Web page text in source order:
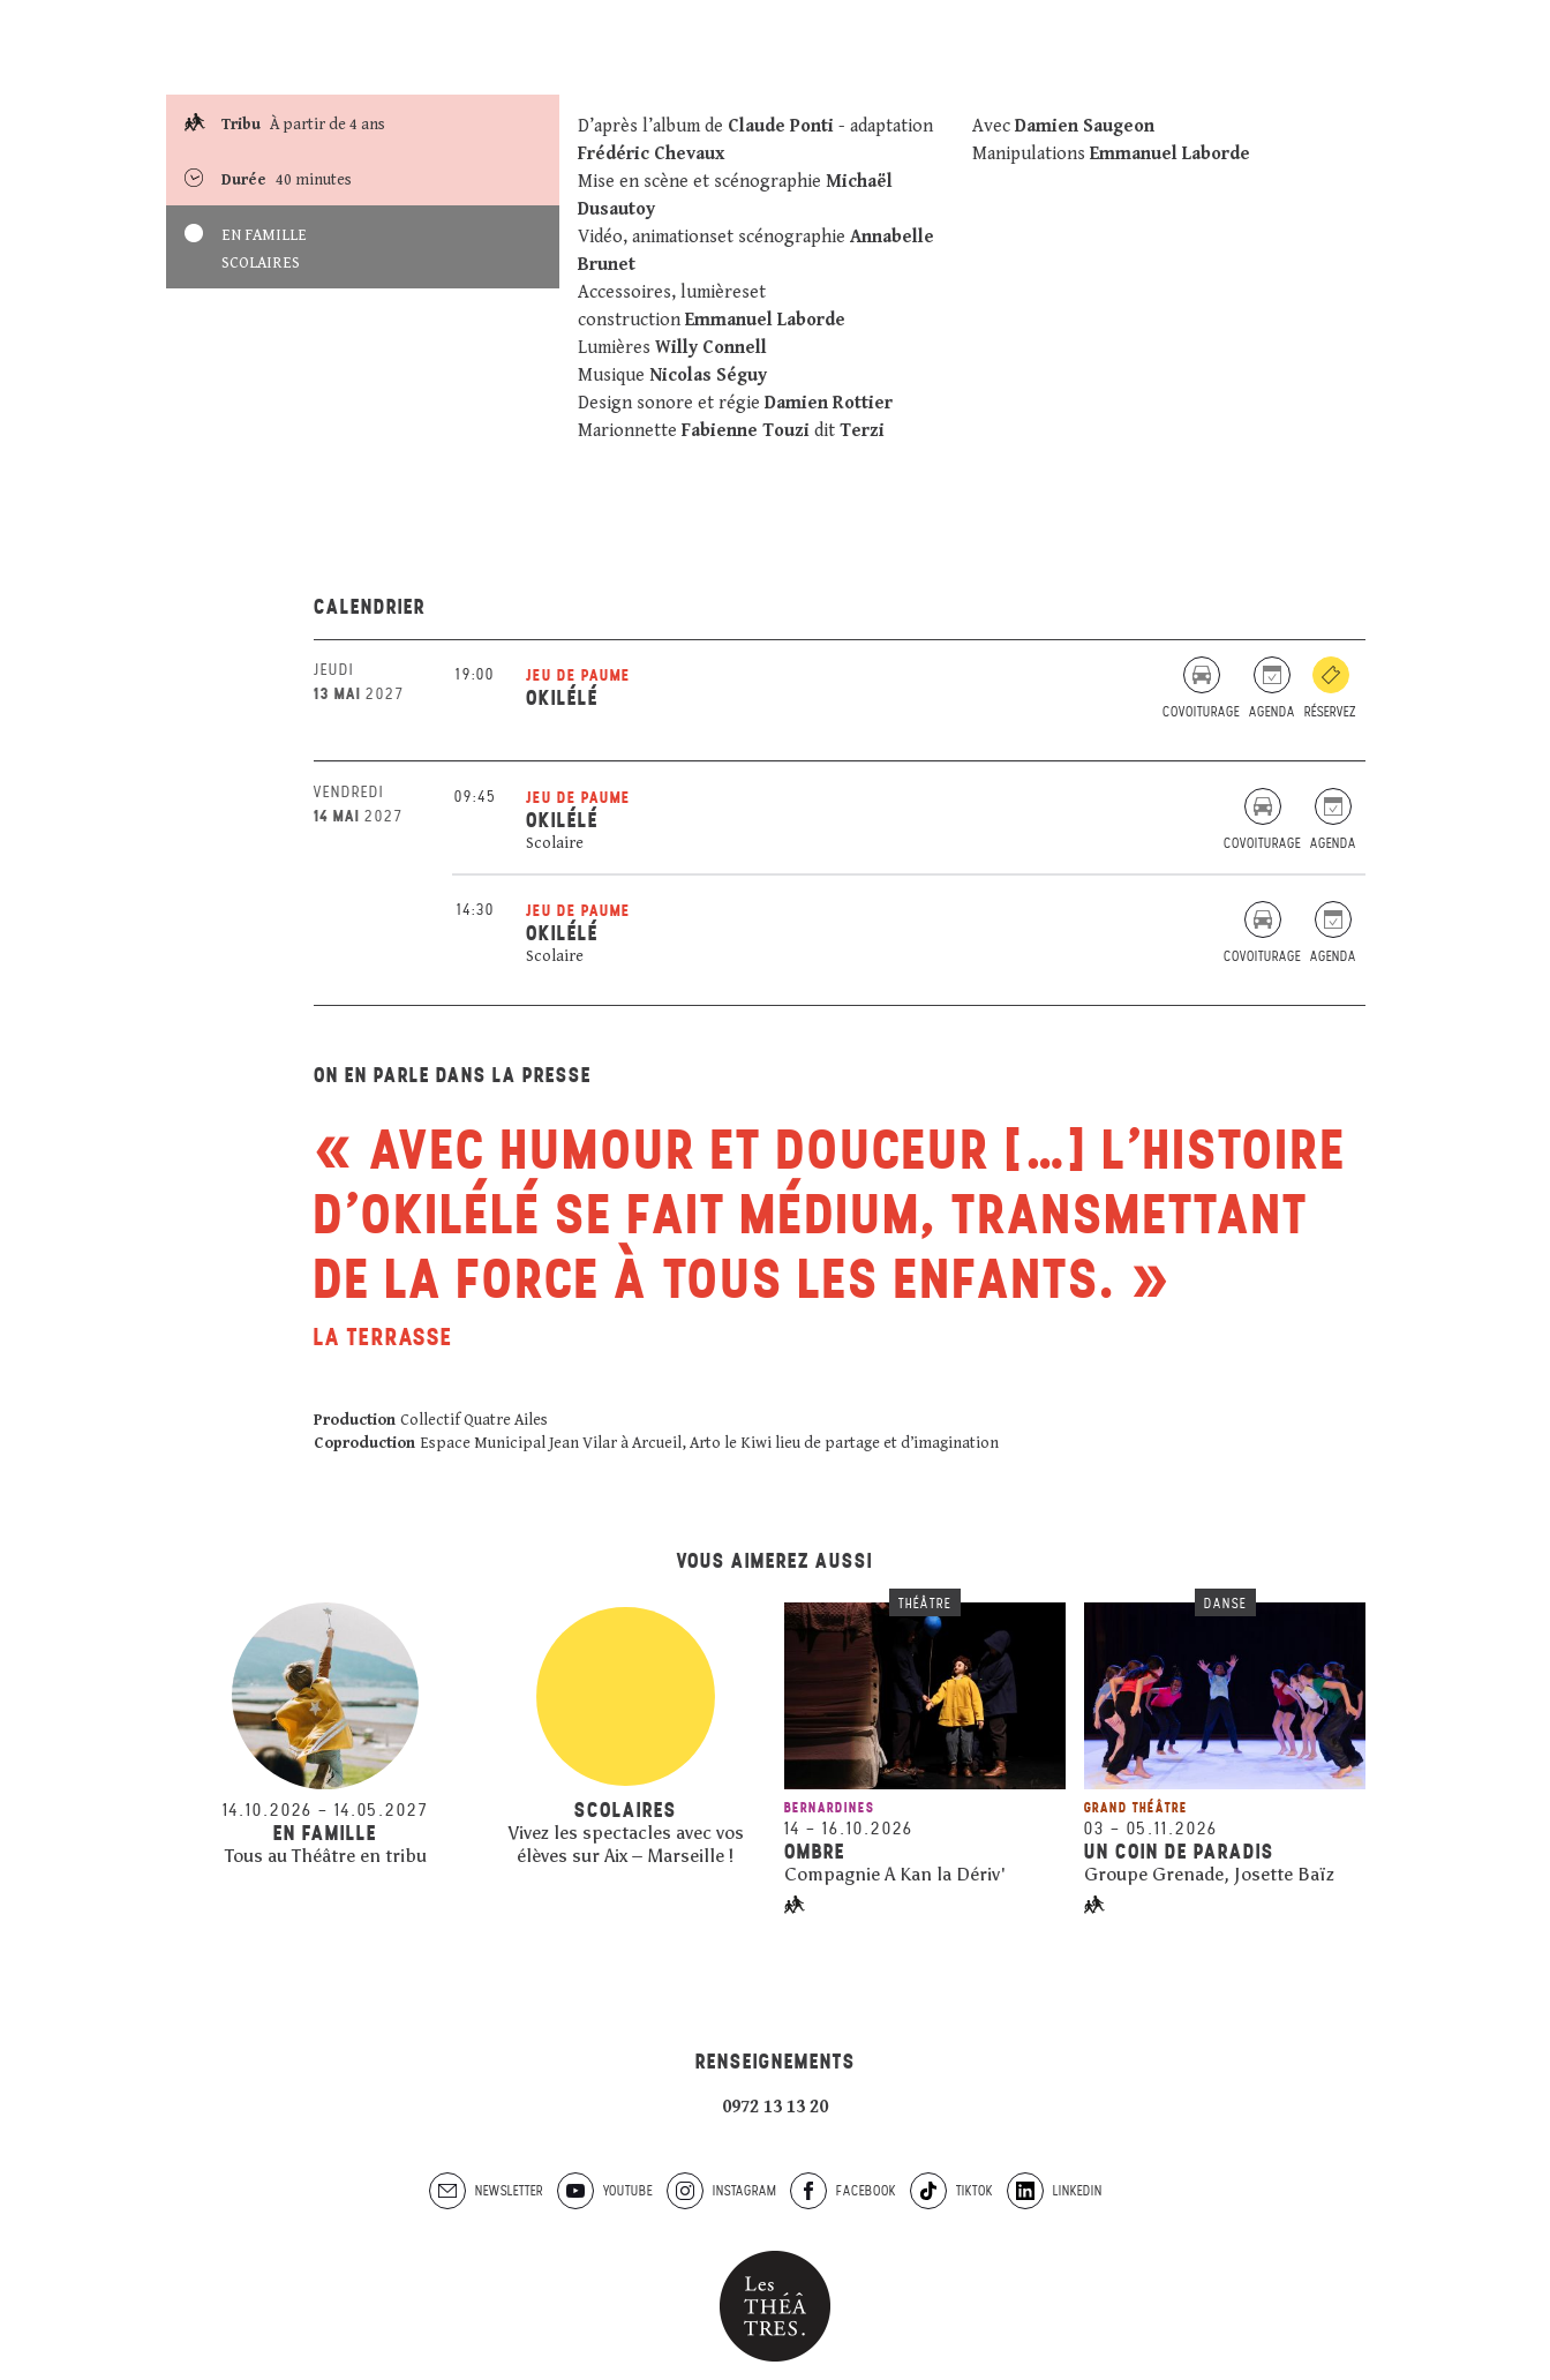
D’après l’album de Claude Ponti- adaptation
Frédéric Chevaux
Mise en scène et scénographieMichaël
Dusautoy
Vidéo, animationset scénographieAnnabelle
Brunet
Accessoires, lumièreset
constructionEmmanuel Laborde
LumièresWilly Connell
MusiqueNicolas Séguy
Design sonore et régieDamien Rottier
MarionnetteFabienne TouziditTerzi
Avec Damien Saugeon
Manipulations Emmanuel Laborde
Tribu À partir de 4 ans
Durée 40 minutes
EN FAMILLE
SCOLAIRES
CALENDRIER
JEUDI
13 MAI 2027
19:00 JEU DE PAUME
OKILÉLÉ
COVOITURAGE AGENDA RÉSERVEZ
VENDREDI
14 MAI 2027
09:45 JEU DE PAUME
OKILÉLÉ
Scolaire COVOITURAGE AGENDA
14:30 JEU DE PAUME
OKILÉLÉ
Scolaire COVOITURAGE AGENDA
ON EN PARLE DANS LA PRESSE
AVEC HUMOUR ET DOUCEUR […] L’HISTOIRE
D’OKILÉLÉ SE FAIT MÉDIUM, TRANSMETTANT
DE LA FORCE À TOUS LES ENFANTS.
LA TERRASSE
Production Collectif Quatre Ailes
Coproduction Espace Municipal Jean Vilar à Arcueil, Arto le Kiwi lieu de partage et d’imagination
VOUS AIMEREZ AUSSI
14.10.2026 – 14.05.2027
EN FAMILLE
Tous au Théâtre en tribu
SCOLAIRES
Vivez les spectacles avec vos
élèves sur Aix – Marseille !
THÉÂTRE
BERNARDINES
14 – 16.10.2026
OMBRE
Compagnie A Kan la Dériv'
DANSE
GRAND THÉÂTRE
03 – 05.11.2026
UN COIN DE PARADIS
Groupe Grenade, Josette Baïz
RENSEIGNEMENTS
0972 13 13 20
NEWSLETTER YOUTUBE INSTAGRAM FACEBOOK TIKTOK LINKEDIN